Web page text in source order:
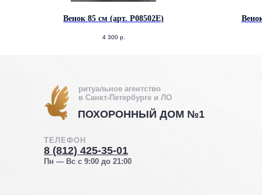
Венок 85 см (арт. Р08502Е)
4 300 р.
ПОХОРОННЫЙ ДОМ №1
ТЕЛЕФОН
8 (812) 425-35-01
Пн — Вс с 9:00 до 21:00
ритуальное агентство
в Санкт-Петербурге и ЛО